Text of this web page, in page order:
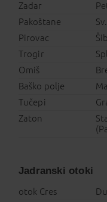
Zadar
Pakoštane
Pirovac
Trogir
Omiš
Baško polje
Tučepi
Zaton
Jadranski otoki
otok Cres